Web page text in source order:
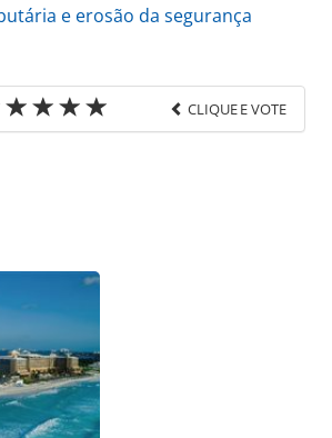
e erosão da segurança
CLIQUE E VOTE
politica/2025/04/com-fim-do-perse-
cuidados-contabeis_216788.html
produzido pela PANROTAS
direito autoral. Não reproduza o